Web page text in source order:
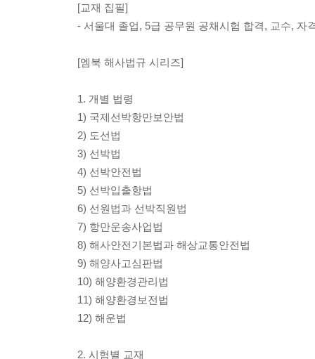
[교재 집필]
- 서울대 졸업, 5급 공무원 공채시험 합격, 교수, 자
[엠북 해사법규 시리즈]
1. 개별 법령
1) 국제선박항만보안법
2) 도선법
3) 선박법
4) 선박안전법
5) 선박입출항법
6) 선원법과 선박직원법
7) 항만운송사업법
8) 해사안전기본법과 해상교통안전법
9) 해양사고심판법
10) 해양환경관리법
11) 해양환경보전법
12) 해운법
2. 시험별 교재